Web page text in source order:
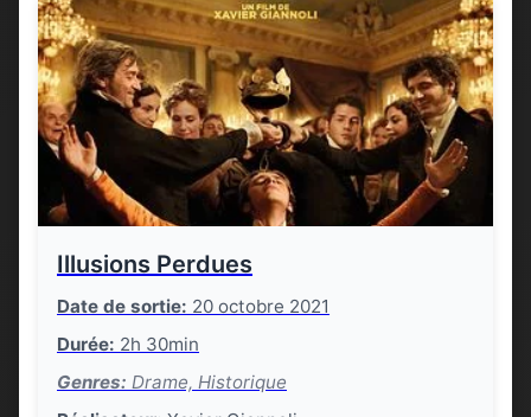
Illusions Perdues
Date de sortie: 20 octobre 2021
Durée: 2h 30min
Genres: Drame, Historique